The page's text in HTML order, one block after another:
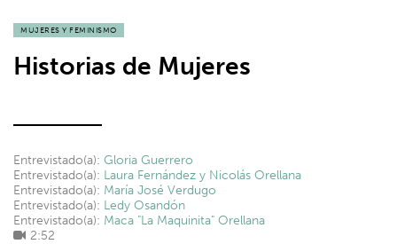
MUJERES Y FEMINISMO
Historias de Mujeres
Entrevistado(a): Gloria Guerrero
Entrevistado(a): Laura Fernández y Nicolás Orellana
Entrevistado(a): María José Verdugo
Entrevistado(a): Ledy Osandón
Entrevistado(a): Maca "La Maquinita" Orellana
2:52